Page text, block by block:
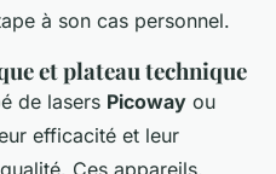
à son cas personnel.
et plateau technique
de lasers Picoway ou
efficacité et leur
Ces appareils,